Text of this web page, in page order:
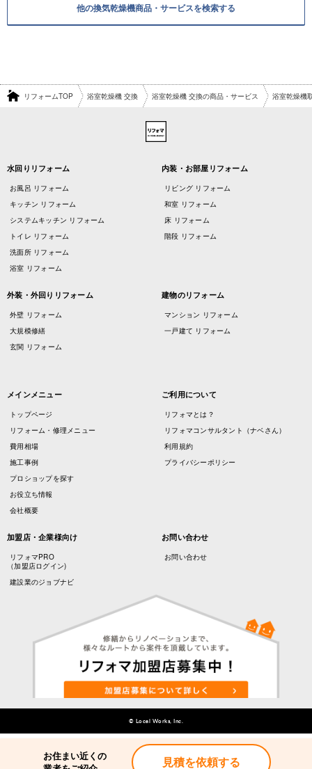
他の換気乾燥機商品・サービスを検索する
リフォームTOP 浴室乾燥機 交換 浴室乾燥機 交換の商品・サービス 浴室乾燥機
水回りリフォーム
お風呂 リフォーム
キッチン リフォーム
システムキッチン リフォーム
トイレ リフォーム
洗面所 リフォーム
浴室 リフォーム
内装・お部屋リフォーム
リビング リフォーム
和室 リフォーム
床 リフォーム
階段 リフォーム
外装・外回りリフォーム
外壁 リフォーム
大規模修繕
玄関 リフォーム
建物のリフォーム
マンション リフォーム
一戸建て リフォーム
メインメニュー
トップページ
リフォーム・修理メニュー
費用相場
施工事例
プロショップを探す
お役立ち情報
会社概要
ご利用について
リフォマとは？
リフォマコンサルタント（ナベさん）
利用規約
プライバシーポリシー
加盟店・企業様向け
リフォマPRO
（加盟店ログイン)
建設業のジョブナビ
お問い合わせ
お問い合わせ
© Local Works, Inc.
お住まい近くの
見積を依頼する